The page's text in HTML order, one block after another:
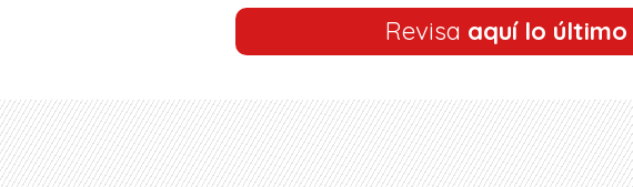
Revisa aquí lo último